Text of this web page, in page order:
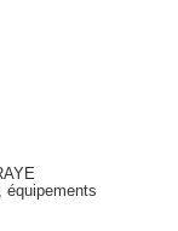
équipements